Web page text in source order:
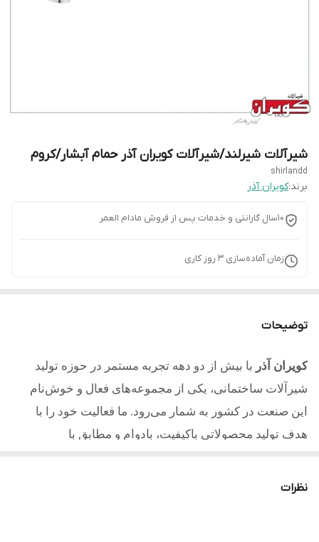
شیرآلات شیرلند/شیرآلات کویران آذر حمام آبشار/کروم
shirlandd
برند:کویران آذر
10سال گارانتی و خدمات پس از فروش مادام العمر
زمان آماده‌سازی 3 روز کاری
توضیحات
کویران آذر با بیش از دو دهه تجربه مستمر در حوزه تولید
شیرآلات ساختمانی، یکی از مجموعه‌های فعال و خوش‌نام
این صنعت در کشور به شمار می‌رود. ما فعالیت خود را با
هدف تولید محصولاتی باکیفیت، بادوام و مطابق با
فنی و تعهد به مشتریان یکی از مطلوب ترین تولیدکنندگان در
نظرات